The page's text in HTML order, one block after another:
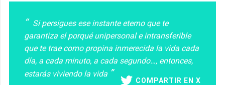
Si persigues ese instante eterno que te
garantiza el porqué unipersonal e intransferible
que te trae como propina inmerecida la vida cada
día, a cada minuto, a cada segundo…, entonces,
estarás viviendo la vida
COMPARTIR EN X